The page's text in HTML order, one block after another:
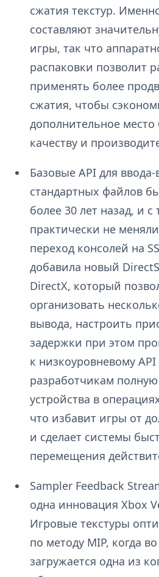
сжатия текстур.
составляют
игры, так что
распаковки позволит
применять более
сжатия, чтобы
дополнительное
качеству и
Базовые API для
стандартных файлов
более 30 лет назад, и с
практически не
переход консолей на
добавила новый
DirectX, который
организовать
вывода, настроить
задержки при этом
к низкоуровневому
разработчикам
устройства в
что избавит игры от
и сделает системы
перемещения
Sampler Feedback
одна инновация Xbox
Игровые текстуры
по методу MIP, когда
загружается одна из